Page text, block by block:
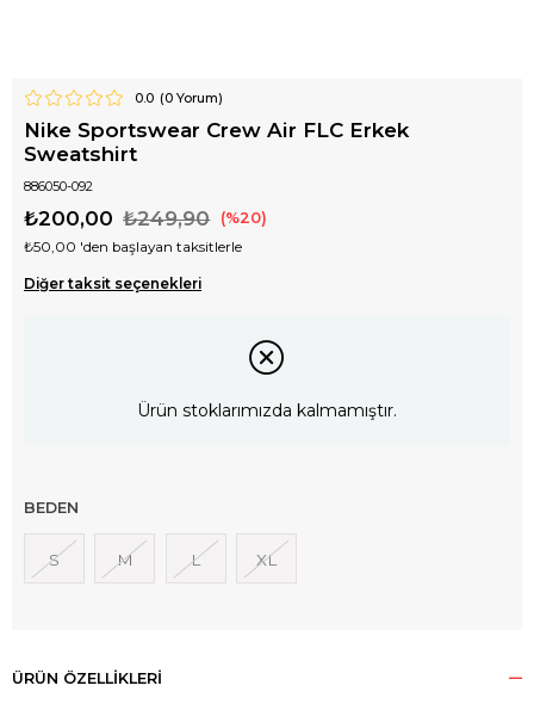
0.0 (0Yorum)
Nike Sportswear Crew Air FLC Erkek
Sweatshirt
886050-092
₺249,90
₺200,00 20
₺50,00 'den başlayan taksitlerle
Diğer taksit seçenekleri
Ürün stoklarımızda kalmamıştır.
BEDEN
S M L XL
ÜRÜN ÖZELLIKLERI